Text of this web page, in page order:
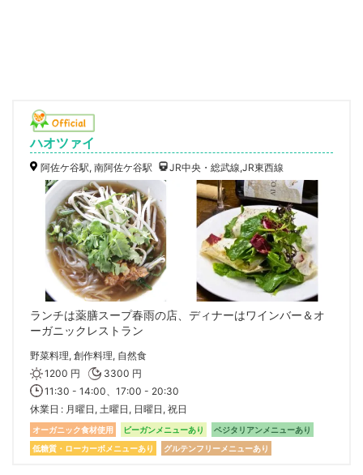
ハオツァイ
阿佐ケ谷駅, 南阿佐ケ谷駅 JR中央・総武線,JR東西線
ランチは薬膳スープ春雨の店、ディナーはワインバー＆オ
ーガニックレストラン
野菜料理, 創作料理, 自然食
1200 円
3300 円
11:30 - 14:00、17:00 - 20:30
休業日
月曜日, 土曜日, 日曜日, 祝日
オーガニック食材使用 ビーガンメニューあり
ベジタリアンメニューあり
低糖質・ローカーボメニューあり
グルテンフリーメニューあり